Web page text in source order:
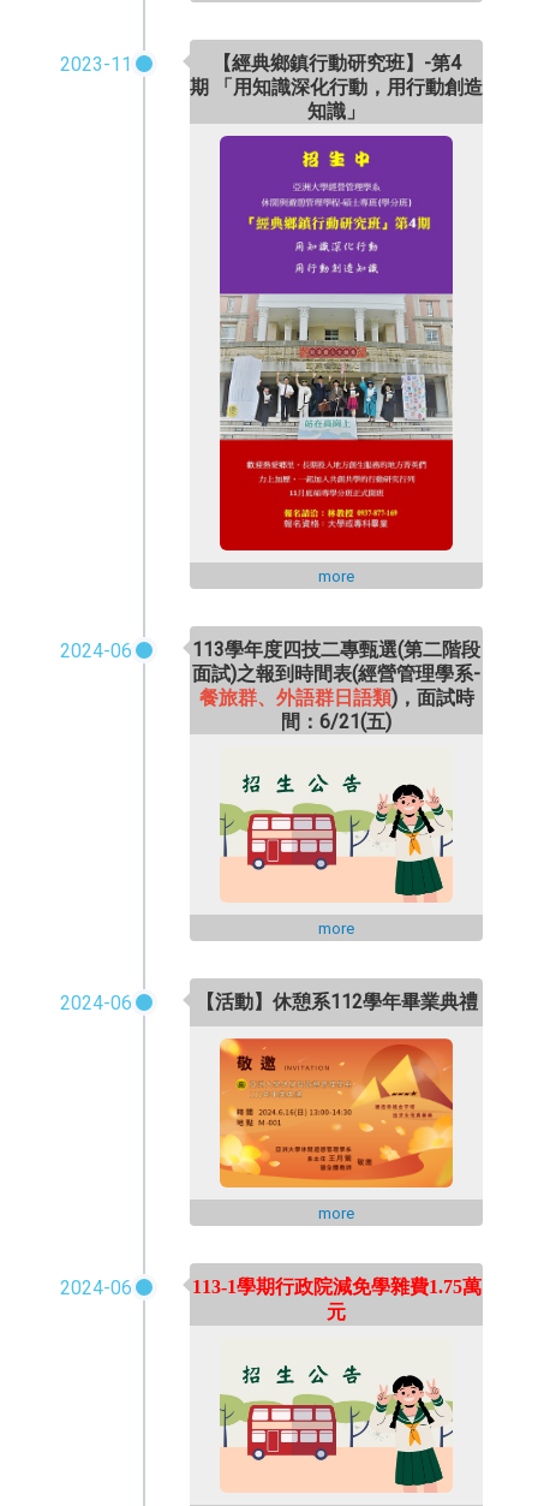
2023-11
【經典鄉鎮行動研究班】-第4
期 「用知識深化行動，用行動創造
知識」
more
2024-06
113學年度四技二專甄選(第二階段
面試)之報到時間表(經營管理學系-
餐旅群、外語群日語類)，面試時
間：6/21(五)
more
2024-06 【活動】休憩系112學年畢業典禮
more
2024-06 113-1學期行政院減免學雜費1.75萬
元